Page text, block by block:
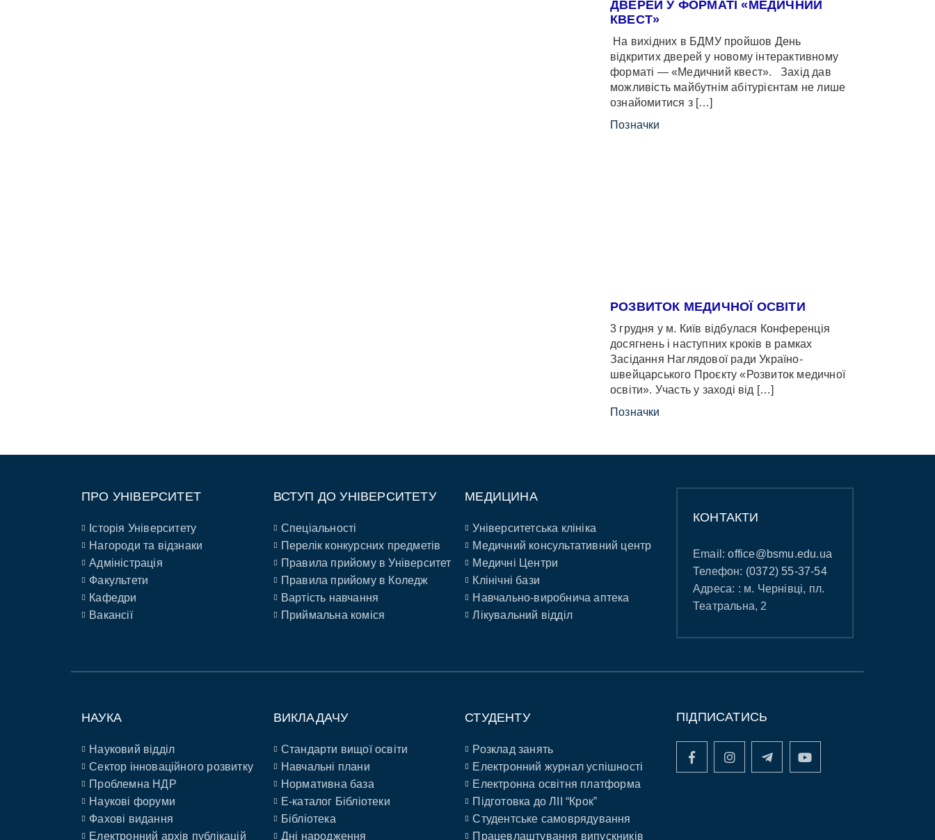
ДВЕРЕЙ У ФОРМАТІ «МЕДИЧНИЙ
КВЕСТ»
На вихідних в БДМУ пройшов День
відкритих дверей у новому інтерактивному
форматі — «Медичний квест». Захід дав
можливість майбутнім абітурієнтам не лише
ознайомитися з […]
Позначки
РОЗВИТОК МЕДИЧНОЇ ОСВІТИ
3 грудня у м. Київ відбулася Конференція
досягнень і наступних кроків в рамках
Засідання Наглядової ради Україно-
швейцарського Проєкту «Розвиток медичної
освіти». Участь у заході від […]
Позначки
ПРО УНІВЕРСИТЕТ
Історія Університету
Нагороди та відзнаки
Адміністрація
Факультети
Кафедри
Вакансії
ВСТУП ДО УНІВЕРСИТЕТУ
Спеціальності
Перелік конкурсних предметів
Правила прийому в Університет
Правила прийому в Коледж
Вартість навчання
Приймальна коміся
МЕДИЦИНА
Університетська клініка
Медичний консультативний центр
Медичні Центри
Клінічні бази
Навчально-виробнича аптека
Лікувальний відділ
КОНТАКТИ
Email:office@bsmu.edu.ua
Телефон: (0372) 55-37-54
Адреса: : м. Чернівці, пл.
Театральна, 2
НАУКА
Науковий відділ
Сектор інноваційного розвитку
Проблемна НДР
Наукові форуми
Фахові видання
Електронний архів публікацій
ВИКЛАДАЧУ
Стандарти вищої освіти
Навчальні плани
Нормативна база
E-каталог Бібліотеки
Бібліотека
Дні народження
СТУДЕНТУ
Розклад занять
Електронний журнал успішності
Електронна освітня платформа
Підготовка до ЛІІ “Крок”
Студентське самоврядування
Працевлаштування випускників
ПІДПИСАТИСЬ